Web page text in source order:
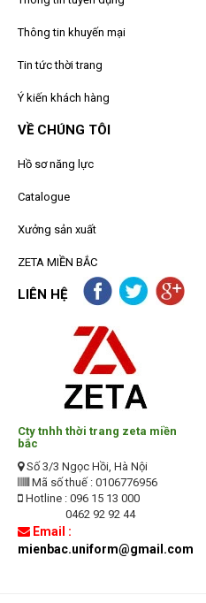
Thông tin khuyến mại
Tin tức thời trang
Ý kiến khách hàng
VỀ CHÚNG TÔI
Hồ sơ năng lực
Catalogue
Xưởng sản xuất
ZETA MIỀN BẮC
LIÊN HỆ
Cty tnhh thời trang zeta miền
bắc
Số 3/3 Ngọc Hồi, Hà Nội
Mã số thuế : 0106776956
Hotline : 096 15 13 000
0462 92 92 44
Email :
mienbac.uniform@gmail.com